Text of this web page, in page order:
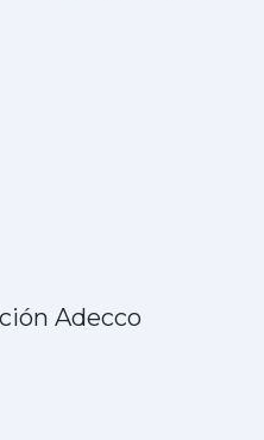
Adecco